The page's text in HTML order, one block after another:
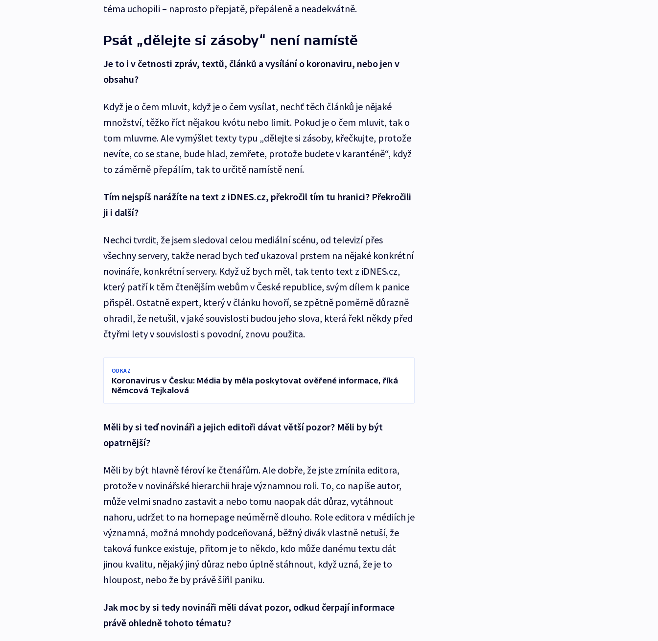
téma uchopili – naprosto přepjatě, přepáleně a neadekvátně.
Psát „dělejte si zásoby“ není namístě
Je to i v četnosti zpráv, textů, článků a vysílání o koronaviru, nebo jen v
obsahu?
Když je o čem mluvit, když je o čem vysílat, nechť těch článků je nějaké
množství, těžko říct nějakou kvótu nebo limit. Pokud je o čem mluvit, tak o
tom mluvme. Ale vymýšlet texty typu „dělejte si zásoby, křečkujte, protože
nevíte, co se stane, bude hlad, zemřete, protože budete v karanténě“, když
to záměrně přepálím, tak to určitě namístě není.
Tím nejspíš narážíte na text z iDNES.cz, překročil tím tu hranici? Překročili
ji i další?
Nechci tvrdit, že jsem sledoval celou mediální scénu, od televizí přes
všechny servery, takže nerad bych teď ukazoval prstem na nějaké konkrétní
novináře, konkrétní servery. Když už bych měl, tak tento text z iDNES.cz,
který patří k těm čtenějším webům v České republice, svým dílem k panice
přispěl. Ostatně expert, který v článku hovoří, se zpětně poměrně důrazně
ohradil, že netušil, v jaké souvislosti budou jeho slova, která řekl někdy před
čtyřmi lety v souvislosti s povodní, znovu použita.
ODKAZ
Koronavirus v Česku: Média by měla poskytovat ověřené informace, říká
Němcová Tejkalová
Měli by si teď novináři a jejich editoři dávat větší pozor? Měli by být
opatrnější?
Měli by být hlavně féroví ke čtenářům. Ale dobře, že jste zmínila editora,
protože v novinářské hierarchii hraje významnou roli. To, co napíše autor,
může velmi snadno zastavit a nebo tomu naopak dát důraz, vytáhnout
nahoru, udržet to na homepage neúměrně dlouho. Role editora v médiích je
významná, možná mnohdy podceňovaná, běžný divák vlastně netuší, že
taková funkce existuje, přitom je to někdo, kdo může danému textu dát
jinou kvalitu, nějaký jiný důraz nebo úplně stáhnout, když uzná, že je to
hloupost, nebo že by právě šířil paniku.
Jak moc by si tedy novináři měli dávat pozor, odkud čerpají informace
právě ohledně tohoto tématu?